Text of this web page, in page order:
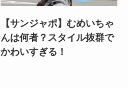
【サンジャポ】むめいちゃ
んは何者？スタイル抜群で
かわいすぎる！